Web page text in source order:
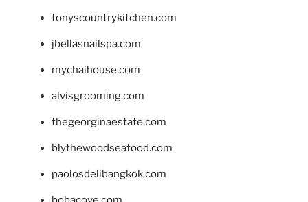
tonyscountrykitchen.com
jbellasnailspa.com
mychaihouse.com
alvisgrooming.com
thegeorginaestate.com
blythewoodseafood.com
paolosdelibangkok.com